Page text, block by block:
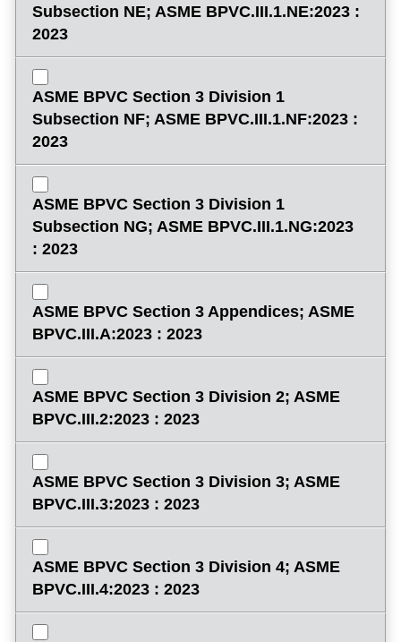
Subsection NE; ASME BPVC.III.1.NE:2023 :
2023
ASME BPVC Section 3 Division 1
Subsection NF; ASME BPVC.III.1.NF:2023 :
2023
ASME BPVC Section 3 Division 1
Subsection NG; ASME BPVC.III.1.NG:2023
: 2023
ASME BPVC Section 3 Appendices; ASME
BPVC.III.A:2023 : 2023
ASME BPVC Section 3 Division 2; ASME
BPVC.III.2:2023 : 2023
ASME BPVC Section 3 Division 3; ASME
BPVC.III.3:2023 : 2023
ASME BPVC Section 3 Division 4; ASME
BPVC.III.4:2023 : 2023